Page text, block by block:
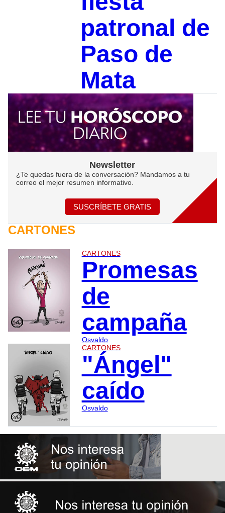
patronal de
Paso de
Mata
Newsletter
¿Te quedas fuera de la conversación? Mandamos a tu
correo el mejor resumen informativo.
SUSCRÍBETE GRATIS
CARTONES
CARTONES
Promesas
de
campaña
Osvaldo
CARTONES
"Ángel"
caído
Osvaldo